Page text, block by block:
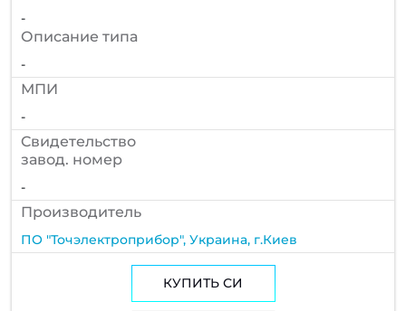
-
Описание типа
-
МПИ
-
Cвидетельство
завод. номер
-
Производитель
ПО "Точэлектроприбор", Украина, г.Киев
КУПИТЬ СИ